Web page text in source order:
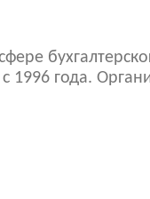
1996 года.